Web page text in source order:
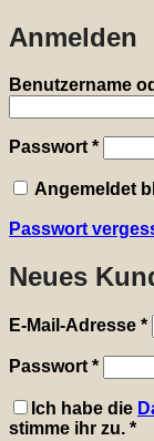
Anmelden
Benutzername
Passwort *
Angemeldet
Passwort
Neues
E-Mail-Adresse *
Passwort *
Ich habe die
stimme ihr zu. *